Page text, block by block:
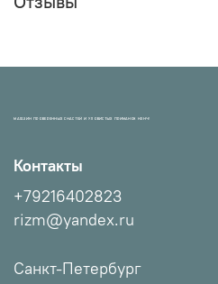
МАГАЗИН ПРОВЕРЕННЫХ СНАСТЕЙ И УЛОВИСТЫХ ПРИМАНОК НХНЧ!
Контакты
+79216402823
rizm@yandex.ru
Санкт-Петербург